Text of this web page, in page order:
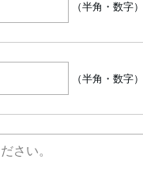
（半角・数字）
（半角・数字）